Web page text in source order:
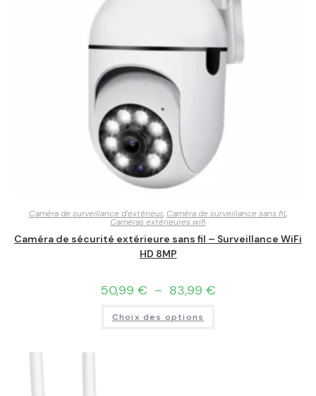
Caméra de surveillance d'extérieur, Caméra de surveillance sans fil,
Caméras extérieures wifi
Caméra de sécurité extérieure sans fil – Surveillance WiFi
HD 8MP
50,99 € – 83,99 €
Choix des options